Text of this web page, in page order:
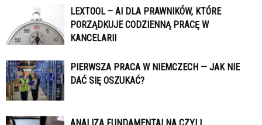
LEXTOOL – AI DLA PRAWNIKÓW, KTÓRE
PORZĄDKUJE CODZIENNĄ PRACĘ W
KANCELARII
PIERWSZA PRACA W NIEMCZECH — JAK NIE
DAĆ SIĘ OSZUKAĆ?